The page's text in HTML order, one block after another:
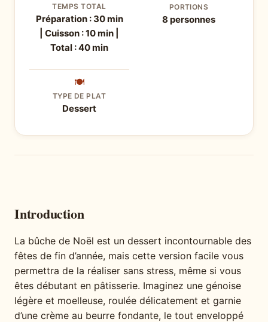
TEMPS TOTAL
Préparation : 30 min
| Cuisson : 10 min |
Total : 40 min
PORTIONS
8 personnes
🍽
TYPE DE PLAT
Dessert
Introduction
La bûche de Noël est un dessert incontournable des
fêtes de fin d’année, mais cette version facile vous
permettra de la réaliser sans stress, même si vous
êtes débutant en pâtisserie. Imaginez une génoise
légère et moelleuse, roulée délicatement et garnie
d’une crème au beurre fondante, le tout enveloppé